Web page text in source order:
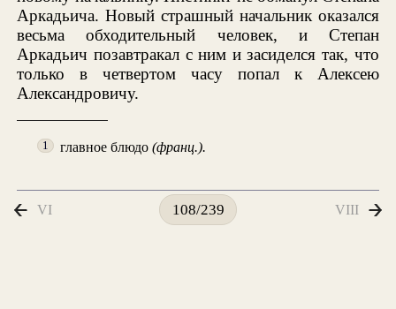
Аркадьича. Новый страшный начальник оказался
весьма обходительный человек, и Степан
Аркадьич позавтракал с ним и засиделся так, что
только в четвертом часу попал к Алексею
Александровичу.
1 главное блюдо(франц.).
VI 108/239 VIII